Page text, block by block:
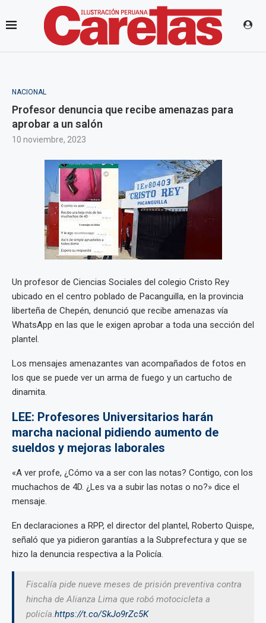
NACIONAL
Profesor denuncia que recibe amenazas para
aprobar a un salón
10 noviembre, 2023
Un profesor de Ciencias Sociales del colegio Cristo Rey
ubicado en el centro poblado de Pacanguilla, en la provincia
liberteña de Chepén, denunció que recibe amenazas vía
WhatsApp en las que le exigen aprobar a toda una sección del
plantel.
Los mensajes amenazantes van acompañados de fotos en
los que se puede ver un arma de fuego y un cartucho de
dinamita.
LEE: Profesores Universitarios harán
marcha nacional pidiendo aumento de
sueldos y mejoras laborales
«A ver profe, ¿Cómo va a ser con las notas? Contigo, con los
muchachos de 4D. ¿Les va a subir las notas o no?» dice el
mensaje.
En declaraciones a RPP, el director del plantel, Roberto Quispe,
señaló que ya pidieron garantías a la Subprefectura y que se
hizo la denuncia respectiva a la Policía.
Fiscalía pide nueve meses de prisión preventiva contra
hincha de Alianza Lima que robó motocicleta a
policía.https://t.co/SkJo9rZc5K